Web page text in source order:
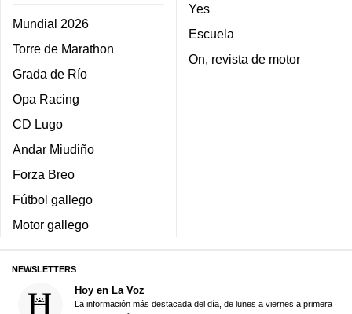
Mundial 2026
Torre de Marathon
Grada de Río
Opa Racing
CD Lugo
Andar Miudiño
Forza Breo
Fútbol gallego
Motor gallego
Yes
Escuela
On, revista de motor
NEWSLETTERS
Hoy en La Voz
La información más destacada del día, de lunes a viernes a primera